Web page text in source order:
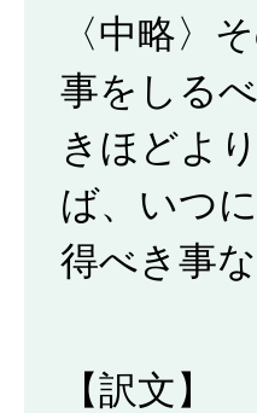
〈中略〉
事をしる
きほどよ
ば、いつ
得べき事
【訳文】